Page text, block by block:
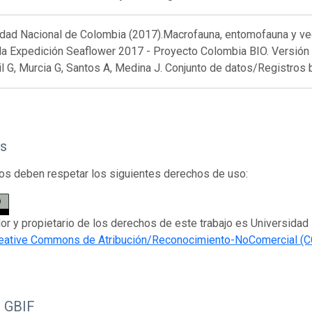
Nacional de Colombia (2017).Macrofauna, entomofauna y
Expedición Seaflower 2017 - Proyecto Colombia BIO.
G, Murcia G, Santos A, Medina J. Conjunto de datos/Registros
deben respetar los siguientes derechos de uso:
y propietario de los derechos de este trabajo es Universidad
Commons de Atribución/Reconocimiento-NoComercial